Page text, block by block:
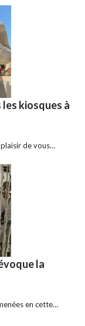
les kiosques à
plaisir de vous…
la
en cette…